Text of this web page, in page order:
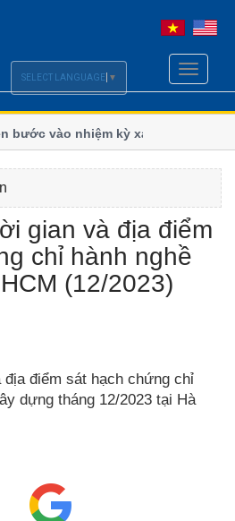
Toggle
vào nhiệm kỳ xanh và
đổi khí
Cấp, Thoát nước
Thoát
gian và địa điểm
chỉ hành nghề
(12/2023)
điểm sát hạch chứng chỉ
dựng tháng 12/2023 tại Hà
SELECT LANGUAGE ▼